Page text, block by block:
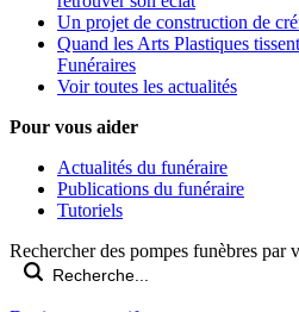
Un projet de construction de
Quand les Arts Plastiques
Funéraires
Voir toutes les actualités
Pour vous aider
Actualités du funéraire
Publications du funéraire
Tutoriels
Rechercher des pompes funèbres par